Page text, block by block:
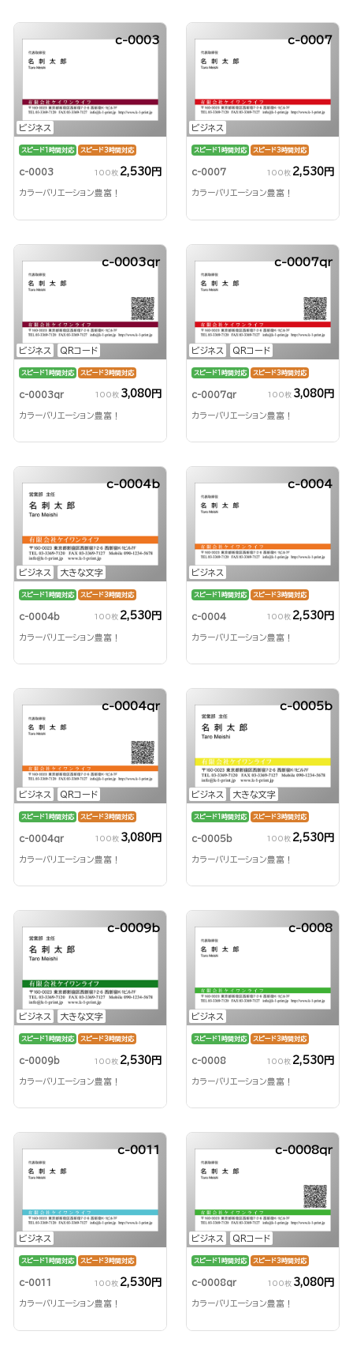
ビジネス
c-0003
スピード1時間対応 スピード3時間対応
c-0003 100枚 2,530円
カラーバリエーション豊富！
ビジネス
c-0007
スピード1時間対応 スピード3時間対応
c-0007 100枚 2,530円
カラーバリエーション豊富！
ビジネス QRコード
c-0003qr
スピード1時間対応 スピード3時間対応
c-0003qr 100枚 3,080円
カラーバリエーション豊富！
ビジネス QRコード
c-0007qr
スピード1時間対応 スピード3時間対応
c-0007qr 100枚 3,080円
カラーバリエーション豊富！
ビジネス 大きな文字
c-0004b
スピード1時間対応 スピード3時間対応
c-0004b 100枚 2,530円
カラーバリエーション豊富！
ビジネス
c-0004
スピード1時間対応 スピード3時間対応
c-0004 100枚 2,530円
カラーバリエーション豊富！
ビジネス QRコード
c-0004qr
スピード1時間対応 スピード3時間対応
c-0004qr 100枚 3,080円
カラーバリエーション豊富！
ビジネス 大きな文字
c-0005b
スピード1時間対応 スピード3時間対応
c-0005b 100枚 2,530円
カラーバリエーション豊富！
ビジネス 大きな文字
c-0009b
スピード1時間対応 スピード3時間対応
c-0009b 100枚 2,530円
カラーバリエーション豊富！
ビジネス
c-0008
スピード1時間対応 スピード3時間対応
c-0008 100枚 2,530円
カラーバリエーション豊富！
ビジネス
c-0011
スピード1時間対応 スピード3時間対応
c-0011 100枚 2,530円
カラーバリエーション豊富！
ビジネス QRコード
c-0008qr
スピード1時間対応 スピード3時間対応
c-0008qr 100枚 3,080円
カラーバリエーション豊富！